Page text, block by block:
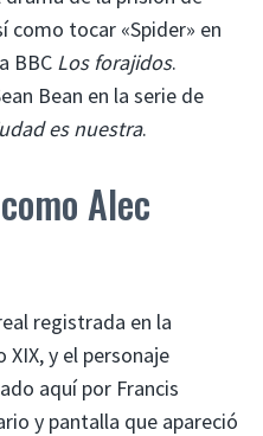
como tocar «Spider» en
BBC Los forajidos.
Bean en la serie de
es nuestra.
Alec
registrada en la
y el personaje
aquí por Francis
y pantalla que apareció